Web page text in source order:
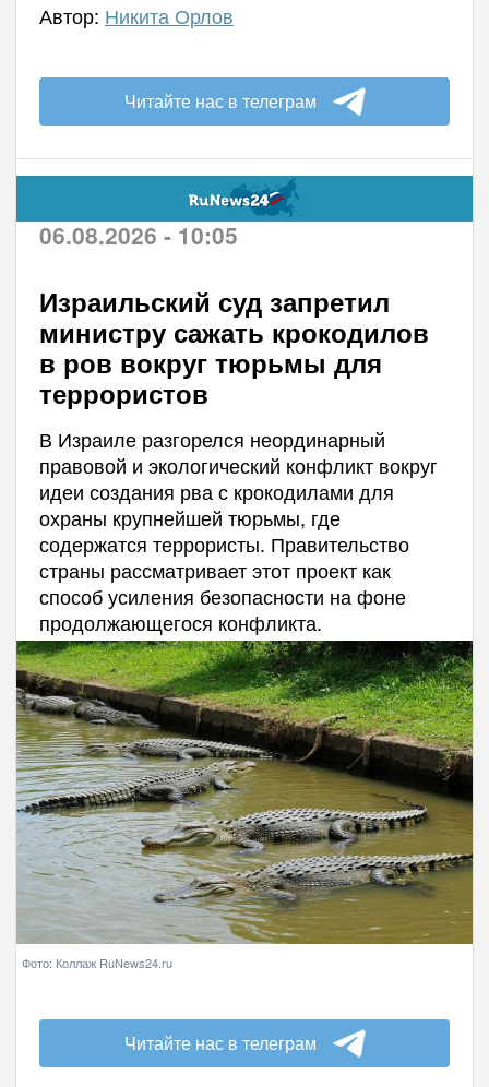
Автор: Никита Орлов
Читайте нас в телеграм
06.08.2026 - 10:05
Израильский суд запретил
министру сажать крокодилов
в ров вокруг тюрьмы для
террористов
В Израиле разгорелся неординарный
правовой и экологический конфликт вокруг
идеи создания рва с крокодилами для
охраны крупнейшей тюрьмы, где
содержатся террористы. Правительство
страны рассматривает этот проект как
способ усиления безопасности на фоне
продолжающегося конфликта.
Фото: Коллаж RuNews24.ru
Читайте нас в телеграм